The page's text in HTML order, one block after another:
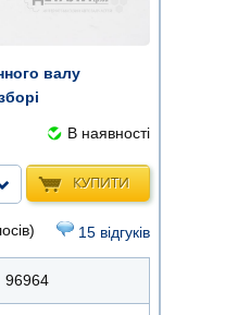
валу
В наявності
КУПИТИ
15 відгуків
96964